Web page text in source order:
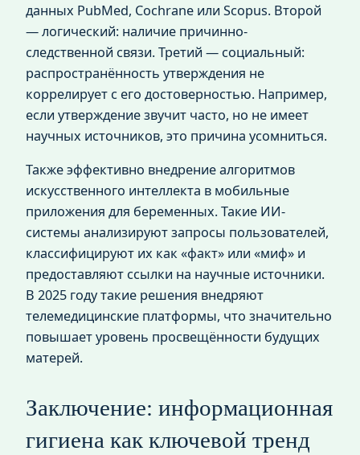
данных PubMed, Cochrane или Scopus. Второй
— логический: наличие причинно-
следственной связи. Третий — социальный:
распространённость утверждения не
коррелирует с его достоверностью. Например,
если утверждение звучит часто, но не имеет
научных источников, это причина усомниться.
Также эффективно внедрение алгоритмов
искусственного интеллекта в мобильные
приложения для беременных. Такие ИИ-
системы анализируют запросы пользователей,
классифицируют их как «факт» или «миф» и
предоставляют ссылки на научные источники.
В 2025 году такие решения внедряют
телемедицинские платформы, что значительно
повышает уровень просвещённости будущих
матерей.
Заключение: информационная
гигиена как ключевой тренд